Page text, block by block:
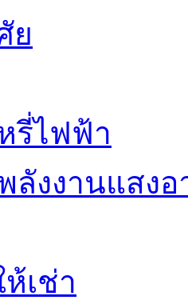
ย
รี่ไฟฟ้า
ลังงานแสง
เช่า